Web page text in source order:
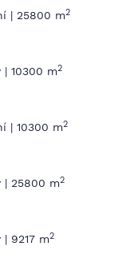
| 25800 m2
| 10300 m2
| 10300 m2
| 25800 m2
9217 m2